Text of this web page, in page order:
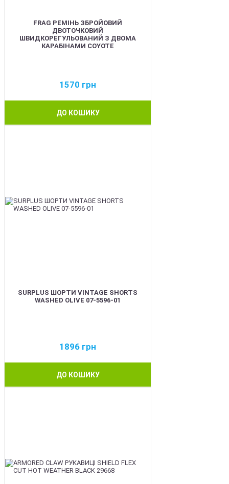
FRAG РЕМІНЬ ЗБРОЙОВИЙ
ДВОТОЧКОВИЙ
ШВИДКОРЕГУЛЬОВАНИЙ З ДВОМА
КАРАБІНАМИ COYOTE
1570 грн
ДО КОШИКУ
SURPLUS ШОРТИ VINTAGE SHORTS
WASHED OLIVE 07-5596-01
1896 грн
ДО КОШИКУ